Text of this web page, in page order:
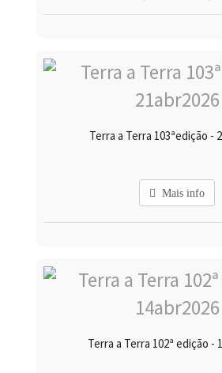
Terra a Terra 103ªedição -
Mais info
Terra a Terra 102ª edição -